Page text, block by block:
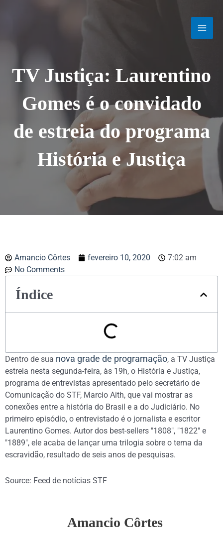
TV Justiça: Laurentino
Gomes é o convidado
de estreia do programa
História e Justiça
Amancio Côrtes fevereiro 10, 2020
7:02 am
No Comments
Índice
Dentro de sua nova grade de programação, a TV Justiça
estreia nesta segunda-feira, às 19h, o História e Justiça,
programa de entrevistas apresentado pelo secretário de
Comunicação do STF, Marcio Aith, que vai mostrar as
conexões entre a história do Brasil e a do Judiciário. No
primeiro episódio, o entrevistado é o jornalista e escritor
Laurentino Gomes. Autor dos best-sellers "1808", "1822" e
"1889", ele acaba de lançar uma trilogia sobre o tema da
escravidão, resultado de seis anos de pesquisas.
Source: Feed de notícias STF
Amancio Côrtes